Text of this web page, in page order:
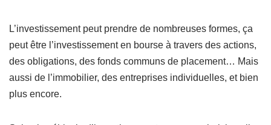
L’investissement peut prendre de nombreuses formes, ça
peut être l’investissement en bourse à travers des actions,
des obligations, des fonds communs de placement… Mais
aussi de l’immobilier, des entreprises individuelles, et bien
plus encore.